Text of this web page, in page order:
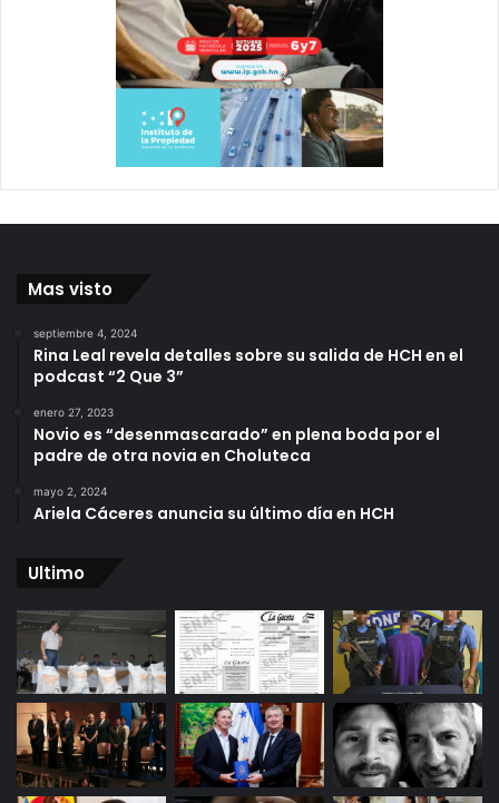
Mas visto
septiembre 4, 2024
Rina Leal revela detalles sobre su salida de HCH en el
podcast “2 Que 3”
enero 27, 2023
Novio es “desenmascarado” en plena boda por el
padre de otra novia en Choluteca
mayo 2, 2024
Ariela Cáceres anuncia su último día en HCH
Ultimo